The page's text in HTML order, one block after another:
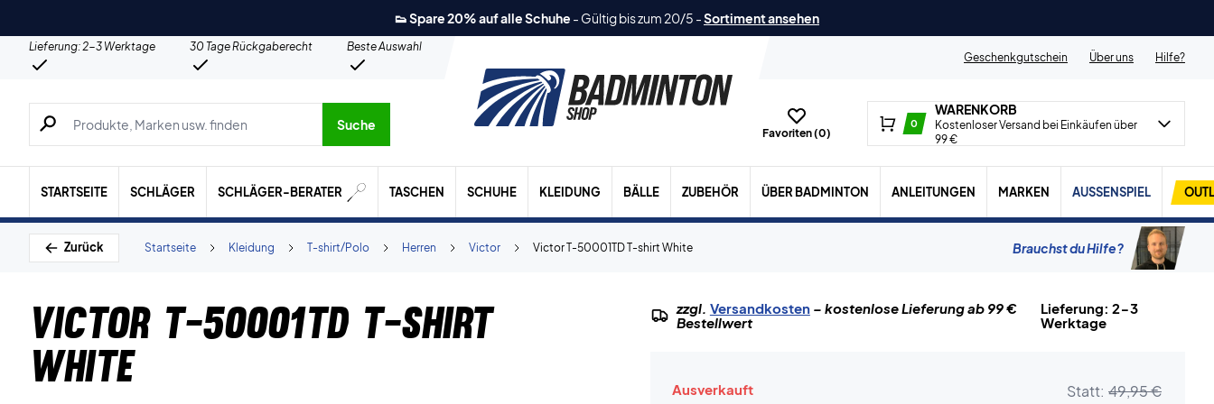
👟 Spare 20% auf alle Schuhe - Gültig bis zum 20/5 -Sortiment ansehen
Lieferung: 2-3 Werktage 30 Tage Rückgaberecht
Beste Auswahl
Geschenkgutschein
Über uns Hilfe?
Suche nach Produkten, Marken usw.
Suche
Favoriten (0)
0
WARENKORB
Kostenloser Versand bei Einkäufen über
99 €
STARTSEITE SCHLÄGER SCHLÄGER-BERATER TASCHEN SCHUHE KLEIDUNG BÄLLE ZUBEHÖR ÜBER BADMINTON ANLEITUNGEN MARKEN AUSSENSPIEL
Zurück Victor T-50001TD T-shirt White
Victor
Herren
T-shirt/Polo
Kleidung
Startseite Brauchst du Hilfe?
Victor T-50001TD T-shirt
White
zzgl. Versandkosten– kostenlose Lieferung ab 99 €
Bestellwert
Lieferung: 2-3
Werktage
Ausverkauft Statt: 49,95 €